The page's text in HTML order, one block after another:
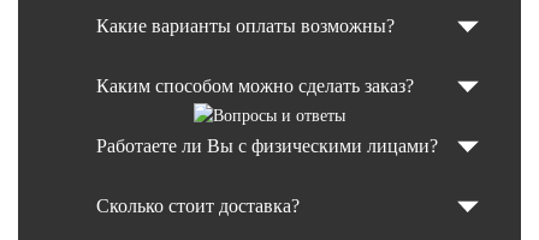
Какие варианты оплаты возможны?
Каким способом можно сделать заказ?
Работаете ли Вы с физическими лицами?
Сколько стоит доставка?